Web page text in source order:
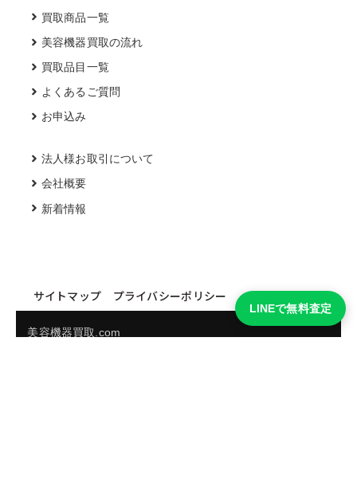
買取商品一覧
美容機器買取の流れ
買取品目一覧
よくあるご質問
お申込み
法人様お取引について
会社概要
新着情報
サイトマップ プライバシーポリシー
美容機器買取.com
LINEで無料査定